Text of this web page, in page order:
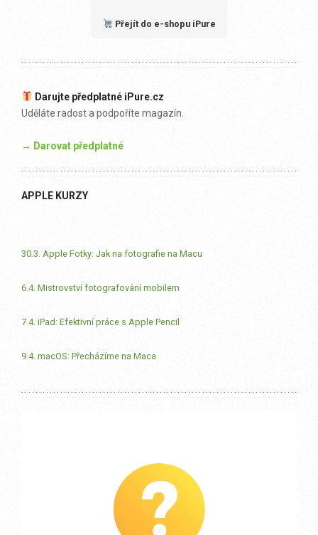
Přejít do e-shopu iPure
Darujte předplatné iPure.cz
Uděláte radost a podpoříte magazín.
→ Darovat předplatné
APPLE KURZY
30.3. Apple Fotky: Jak na fotografie na Macu
6.4. Mistrovství fotografování mobilem
7.4. iPad: Efektivní práce s Apple Pencil
9.4. macOS: Přecházíme na Maca